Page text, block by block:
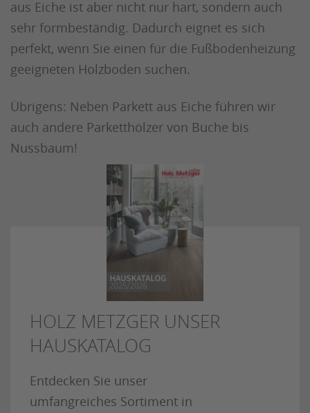
aus Eiche ist aber nicht nur hart, sondern auch
sehr formbeständig. Dadurch eignet es sich
perfekt, wenn Sie einen für die Fußbodenheizung
geeigneten Holzboden suchen.
Übrigens: Neben Parkett aus Eiche führen wir
auch andere Parketthölzer von Buche bis
Nussbaum!
HOLZ METZGER UNSER
HAUSKATALOG
Entdecken Sie unser
umfangreiches Sortiment in